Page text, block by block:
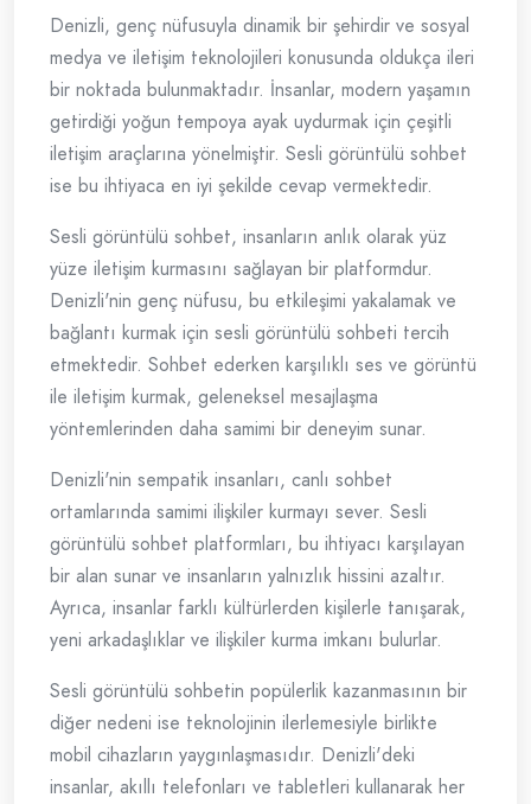
Denizli, genç nüfusuyla dinamik bir şehirdir ve sosyal
medya ve iletişim teknolojileri konusunda oldukça ileri
bir noktada bulunmaktadır. İnsanlar, modern yaşamın
getirdiği yoğun tempoya ayak uydurmak için çeşitli
iletişim araçlarına yönelmiştir. Sesli görüntülü sohbet
ise bu ihtiyaca en iyi şekilde cevap vermektedir.
Sesli görüntülü sohbet, insanların anlık olarak yüz
yüze iletişim kurmasını sağlayan bir platformdur.
Denizli'nin genç nüfusu, bu etkileşimi yakalamak ve
bağlantı kurmak için sesli görüntülü sohbeti tercih
etmektedir. Sohbet ederken karşılıklı ses ve görüntü
ile iletişim kurmak, geleneksel mesajlaşma
yöntemlerinden daha samimi bir deneyim sunar.
Denizli'nin sempatik insanları, canlı sohbet
ortamlarında samimi ilişkiler kurmayı sever. Sesli
görüntülü sohbet platformları, bu ihtiyacı karşılayan
bir alan sunar ve insanların yalnızlık hissini azaltır.
Ayrıca, insanlar farklı kültürlerden kişilerle tanışarak,
yeni arkadaşlıklar ve ilişkiler kurma imkanı bulurlar.
Sesli görüntülü sohbetin popülerlik kazanmasının bir
diğer nedeni ise teknolojinin ilerlemesiyle birlikte
mobil cihazların yaygınlaşmasıdır. Denizli'deki
insanlar, akıllı telefonları ve tabletleri kullanarak her